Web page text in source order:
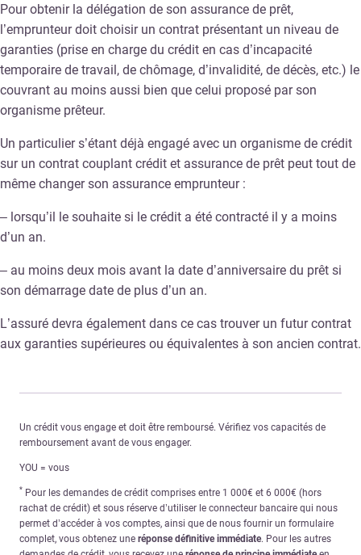
Pour obtenir la délégation de son assurance de prêt,
l’emprunteur doit choisir un contrat présentant un niveau de
garanties (prise en charge du crédit en cas d’incapacité
temporaire de travail, de chômage, d’invalidité, de décès, etc.) le
couvrant au moins aussi bien que celui proposé par son
organisme prêteur.
Un particulier s’étant déjà engagé avec un organisme de crédit
sur un contrat couplant crédit et assurance de prêt peut tout de
même changer son assurance emprunteur :
– lorsqu’il le souhaite si le crédit a été contracté il y a moins
d’un an.
– au moins deux mois avant la date d’anniversaire du prêt si
son démarrage date de plus d’un an.
L’assuré devra également dans ce cas trouver un futur contrat
aux garanties supérieures ou équivalentes à son ancien contrat.
Un crédit vous engage et doit être remboursé. Vérifiez vos capacités de
remboursement avant de vous engager.
YOU = vous
* Pour les demandes de crédit comprises entre 1 000€ et 6 000€ (hors
rachat de crédit) et sous réserve d’utiliser le connecteur bancaire qui nous
permet d’accéder à vos comptes, ainsi que de nous fournir un formulaire
complet, vous obtenez une réponse définitive immédiate. Pour les autres